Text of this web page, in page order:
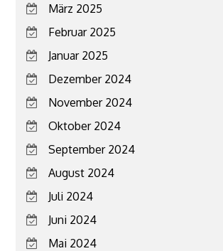
März 2025
Februar 2025
Januar 2025
Dezember 2024
November 2024
Oktober 2024
September 2024
August 2024
Juli 2024
Juni 2024
Mai 2024